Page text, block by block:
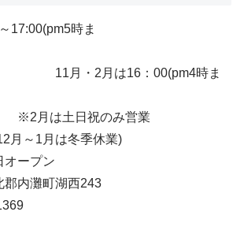
17:00(pm5時ま
）
は16：00(pm4時ま
)
日祝のみ営業
月～1月は冬季休業)
ープン
郡内灘町湖西243